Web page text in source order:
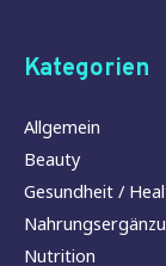
Kategorien
Allgemein
Beauty
Gesundheit /
Nutrition